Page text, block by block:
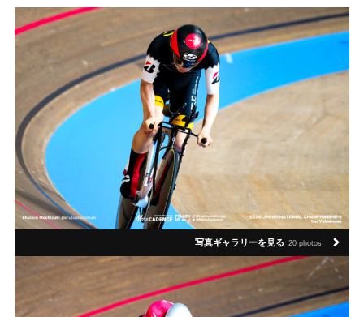
写真ギャラリーを見る 20 photos